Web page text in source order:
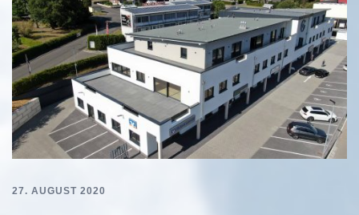
27. AUGUST 2020